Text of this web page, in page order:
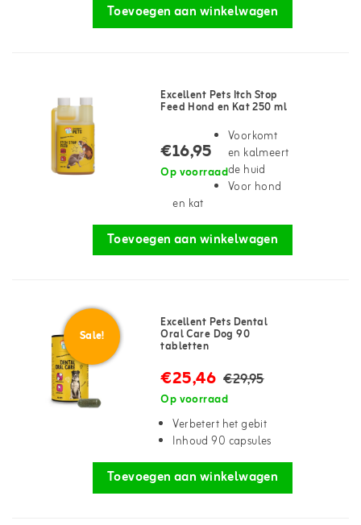
Toevoegen aan winkelwagen
Excellent Pets Itch Stop
Feed Hond en Kat 250 ml
€16,95
Op voorraad
Voorkomt
en kalmeert
de huid
Voor hond
en kat
Toevoegen aan winkelwagen
Sale!
Excellent Pets Dental
Oral Care Dog 90
tabletten
€25,46 €29,95
Op voorraad
Verbetert het gebit
Inhoud 90 capsules
Toevoegen aan winkelwagen